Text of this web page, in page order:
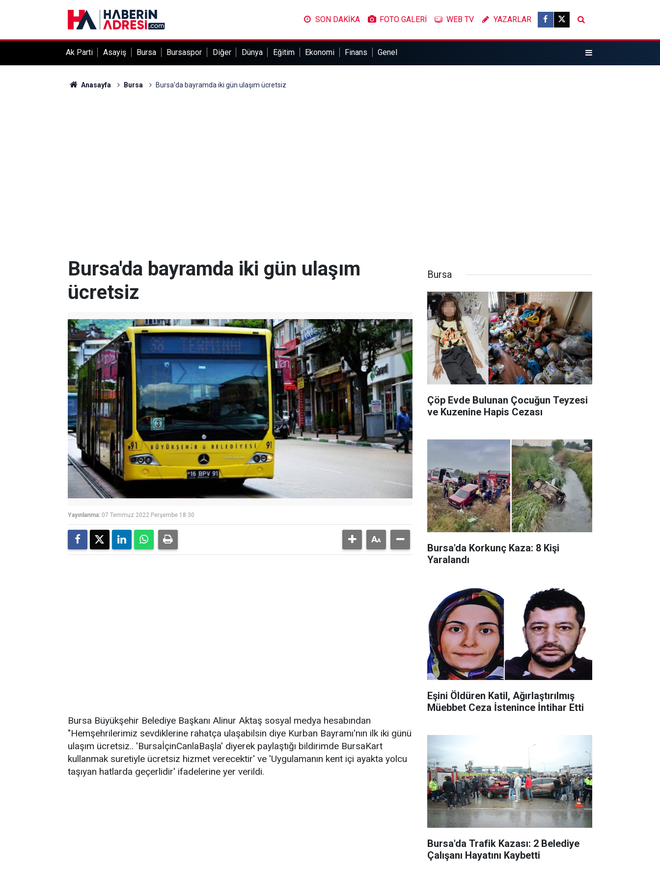
SON DAKİKA FOTO GALERİ WEB TV YAZARLAR
Ak Parti Asayiş Bursa Bursaspor Diğer Dünya Eğitim Ekonomi Finans Genel
Anasayfa Bursa Bursa'da bayramda iki gün ulaşım ücretsiz
Bursa'da bayramda iki gün ulaşım
ücretsiz
Yayınlanma: 07 Temmuz 2022 Perşembe 18:30
Bursa Büyükşehir Belediye Başkanı Alinur Aktaş sosyal medya hesabından
"Hemşehrilerimiz sevdiklerine rahatça ulaşabilsin diye Kurban Bayramı'nın ilk iki günü
ulaşım ücretsiz.. 'BursaİçinCanlaBaşla' diyerek paylaştığı bildirimde BursaKart
kullanmak suretiyle ücretsiz hizmet verecektir' ve 'Uygulamanın kent içi ayakta yolcu
taşıyan hatlarda geçerlidir' ifadelerine yer verildi.
Bursa
Çöp Evde Bulunan Çocuğun Teyzesi
ve Kuzenine Hapis Cezası
Bursa'da Korkunç Kaza: 8 Kişi
Yaralandı
Eşini Öldüren Katil, Ağırlaştırılmış
Müebbet Ceza İstenince İntihar Etti
Bursa'da Trafik Kazası: 2 Belediye
Çalışanı Hayatını Kaybetti